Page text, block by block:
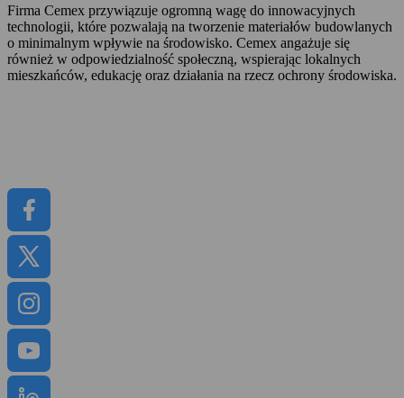
Firma Cemex przywiązuje ogromną wagę do innowacyjnych
technologii, które pozwalają na tworzenie materiałów budowlanych
o minimalnym wpływie na środowisko. Cemex angażuje się
również w odpowiedzialność społeczną, wspierając lokalnych
mieszkańców, edukację oraz działania na rzecz ochrony środowiska.